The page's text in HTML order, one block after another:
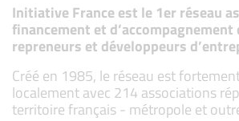
Initiative France est le 1er réseau
financement et
repreneurs et développeurs
Créé en 1985, le réseau est
localement avec 214 associations
territoire français - métropole et